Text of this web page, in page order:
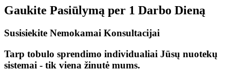
Gaukite Pasiūlymą per 1 Darbo Dieną
Susisiekite Nemokamai Konsultacijai
Tarp tobulo sprendimo individualiai Jūsų nuotekų
sistemai - tik viena žinutė mums.